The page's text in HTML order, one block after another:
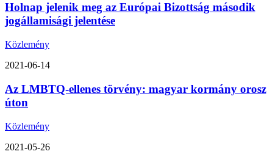
Holnap jelenik meg az Európai Bizottság második
jogállamisági jelentése
Közlemény
2021-06-14
Az LMBTQ-ellenes törvény: magyar kormány orosz
úton
Közlemény
2021-05-26